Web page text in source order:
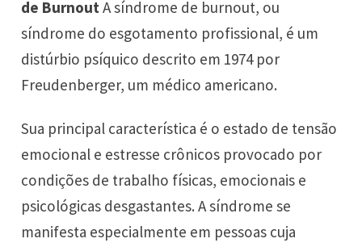
de BurnoutA síndrome de burnout, ou
síndrome do esgotamento profissional, é um
distúrbio psíquico descrito em 1974 por
Freudenberger, um médico americano.
Sua principal característica é o estado de tensão
emocional e estresse crônicos provocado por
condições de trabalho físicas, emocionais e
psicológicas desgastantes. A síndrome se
manifesta especialmente em pessoas cuja